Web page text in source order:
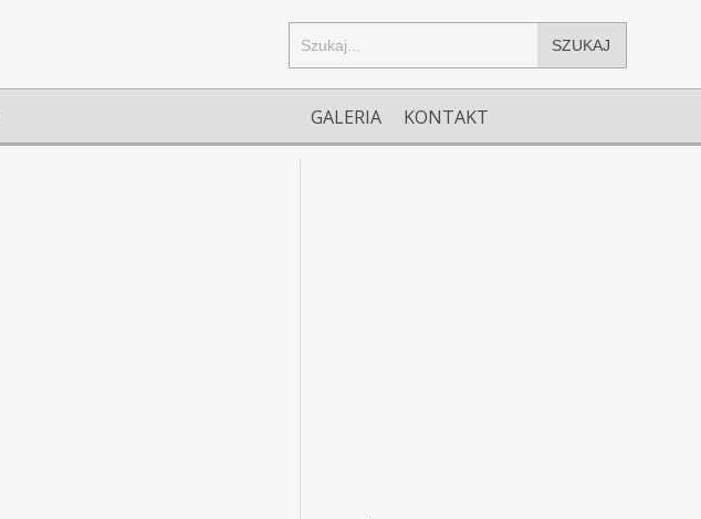
SZUKAJ
GALERIA KONTAKT